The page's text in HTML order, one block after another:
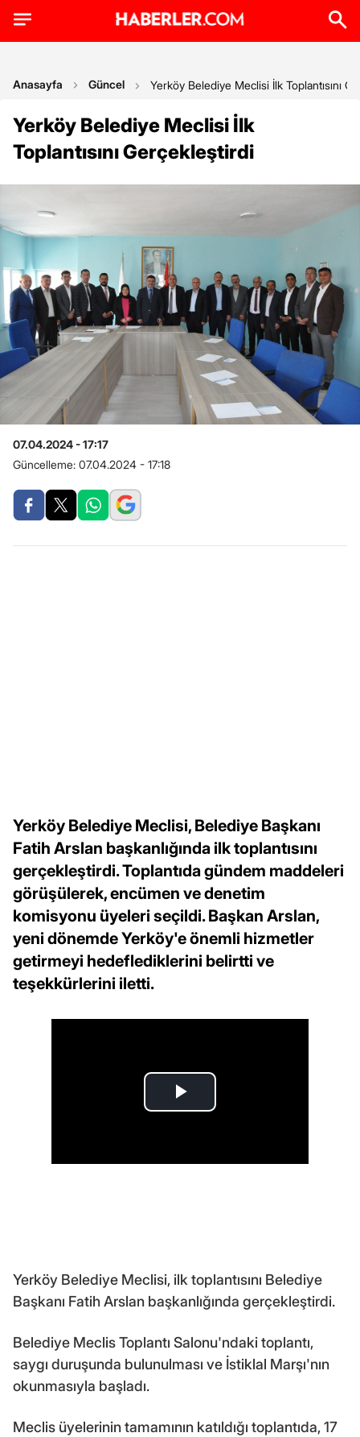
Anasayfa Güncel Yerköy Belediye Meclisi İlk Toplantısını
Yerköy Belediye Meclisi İlk
Toplantısını Gerçekleştirdi
07.04.2024 - 17:17
Güncelleme: 07.04.2024 - 17:18
Yerköy Belediye Meclisi, Belediye Başkanı
Fatih Arslan başkanlığında ilk toplantısını
gerçekleştirdi. Toplantıda gündem maddeleri
görüşülerek, encümen ve denetim
komisyonu üyeleri seçildi. Başkan Arslan,
yeni dönemde Yerköy'e önemli hizmetler
getirmeyi hedeflediklerini belirtti ve
teşekkürlerini iletti.
Yerköy Belediye Meclisi, ilk toplantısını Belediye
Başkanı Fatih Arslan başkanlığında gerçekleştirdi.
Belediye Meclis Toplantı Salonu'ndaki toplantı,
saygı duruşunda bulunulması ve İstiklal Marşı'nın
okunmasıyla başladı.
Meclis üyelerinin tamamının katıldığı toplantıda, 17